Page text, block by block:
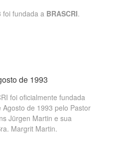
foi fundada a BRASCRI.
de 1993
foi oficialmente fundada
Agosto de 1993 pelo Pastor
Jürgen Martin e sua
Margrit Martin.